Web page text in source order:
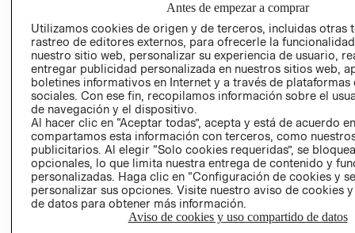
COOKIES
LIBRO DE
Ecuador ($)
CAMBIAR REGIÓN
NACIDO
Antes de empezar a comprar
Utilizamos cookies de origen y de terceros, incluidas otras
rastreo de editores externos, para ofrecerle la
nuestro sitio web, personalizar su experiencia de usuario,
entregar publicidad personalizada en nuestros sitios web,
boletines informativos en Internet y a través de plataformas
sociales. Con ese fin, recopilamos información sobre el
de navegación y el dispositivo.
Al hacer clic en “Aceptar todas”, acepta y está de acuerdo
compartamos esta información con terceros, como
publicitarios. Al elegir “Solo cookies requeridas”, se
opcionales, lo que limita nuestra entrega de contenido y
personalizadas. Haga clic en “Configuración de cookies y
personalizar sus opciones. Visite nuestro aviso de cookies
de datos para obtener más información.
Aviso de cookies y uso compartido de datos